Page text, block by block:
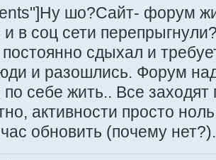
шо?Сайт- форум
в соц сети
сдыхал и
и разошлись. Форум
себе жить.. Все заходят
активности просто
обновить (почему